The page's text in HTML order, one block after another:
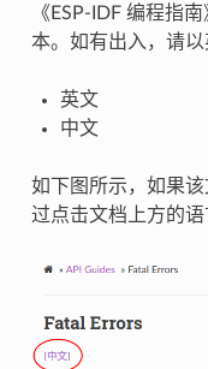
《ESP-IDF 编程指
本。如有出入，请以
英文
中文
如下图所示，如果
过点击文档上方的语